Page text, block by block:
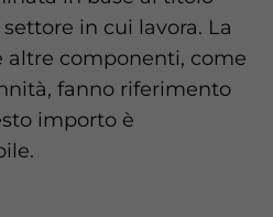
in cui lavora. La
altre componenti, come
fanno riferimento
importo è